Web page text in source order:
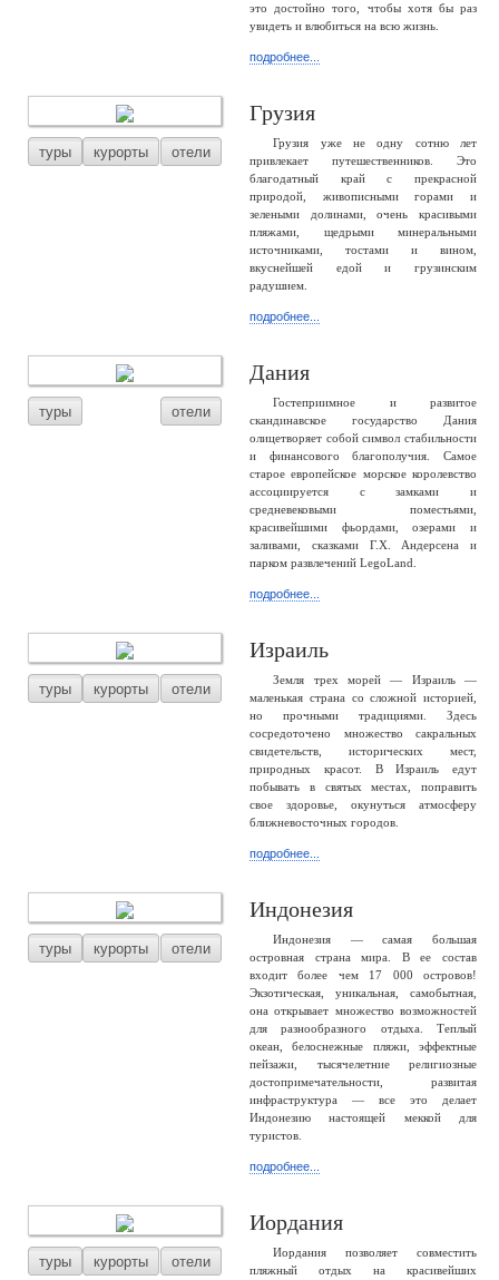
это достойно того, чтобы хотя бы раз
увидеть и влюбиться на всю жизнь.
подробнее...
туры курорты отели
Грузия
Грузия уже не одну сотню лет
привлекает путешественников. Это
благодатный край с прекрасной
природой, живописными горами и
зелеными долинами, очень красивыми
пляжами, щедрыми минеральными
источниками, тостами и вином,
вкуснейшей едой и грузинским
радушием.
подробнее...
туры отели
Дания
Гостеприимное и развитое
скандинавское государство Дания
олицетворяет собой символ стабильности
и финансового благополучия. Самое
старое европейское морское королевство
ассоциируется с замками и
средневековыми поместьями,
красивейшими фьордами, озерами и
заливами, сказками Г.Х. Андерсена и
парком развлечений LegoLand.
подробнее...
туры курорты отели
Израиль
Земля трех морей — Израиль —
маленькая страна со сложной историей,
но прочными традициями. Здесь
сосредоточено множество сакральных
свидетельств, исторических мест,
природных красот. В Израиль едут
побывать в святых местах, поправить
свое здоровье, окунуться атмосферу
ближневосточных городов.
подробнее...
туры курорты отели
Индонезия
Индонезия — самая большая
островная страна мира. В ее состав
входит более чем 17 000 островов!
Экзотическая, уникальная, самобытная,
она открывает множество возможностей
для разнообразного отдыха. Теплый
океан, белоснежные пляжи, эффектные
пейзажи, тысячелетние религиозные
достопримечательности, развитая
инфраструктура — все это делает
Индонезию настоящей меккой для
туристов.
подробнее...
туры курорты отели
Иордания
Иордания позволяет совместить
пляжный отдых на красивейших